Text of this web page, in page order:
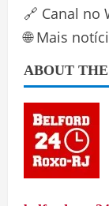
🔗 Canal no
🌐 Mais
ABOUT